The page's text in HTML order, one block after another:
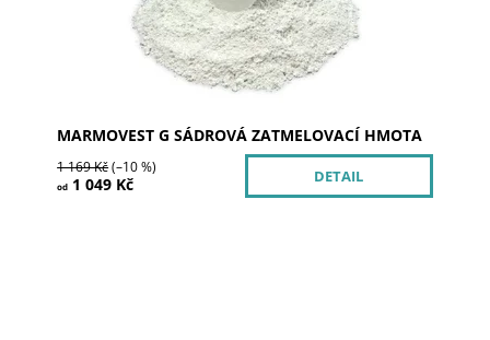
SILADENT
MARMOVEST G SÁDROVÁ ZATMELOVACÍ HMOTA
1 169 Kč(–10 %)
od 1 049 Kč DETAIL